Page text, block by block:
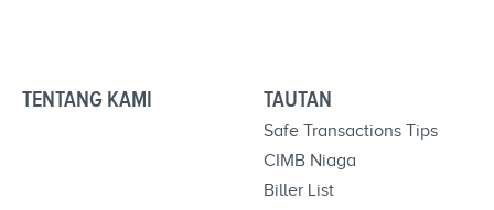
TENTANG KAMI TAUTAN
Safe Transactions Tips
CIMB Niaga
Biller List